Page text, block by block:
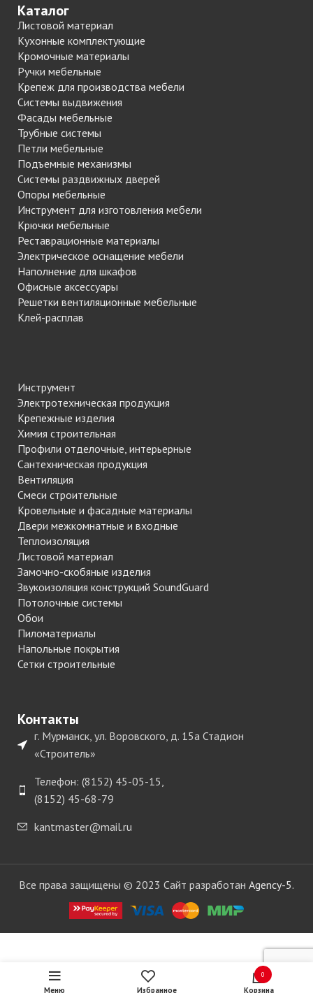
Каталог
Листовой материал
Кухонные комплектующие
Кромочные материалы
Ручки мебельные
Крепеж для производства мебели
Системы выдвижения
Фасады мебельные
Трубные системы
Петли мебельные
Подъемные механизмы
Системы раздвижных дверей
Опоры мебельные
Инструмент для изготовления мебели
Крючки мебельные
Реставрационные материалы
Электрическое оснащение мебели
Наполнение для шкафов
Офисные аксессуары
Решетки вентиляционные мебельные
Клей-расплав
Инструмент
Электротехническая продукция
Крепежные изделия
Химия строительная
Профили отделочные, интерьерные
Сантехническая продукция
Вентиляция
Смеси строительные
Кровельные и фасадные материалы
Двери межкомнатные и входные
Теплоизоляция
Листовой материал
Замочно-скобяные изделия
Звукоизоляция конструкций SoundGuard
Потолочные системы
Обои
Пиломатериалы
Напольные покрытия
Сетки строительные
Контакты
г. Мурманск, ул. Воровского, д. 15а Стадион
«Строитель»
Телефон: (8152) 45-05-15,
(8152) 45-68-79
kantmaster@mail.ru
Все права защищены © 2023 Сайт разработан Agency-5.
Штатив
лазерного
уровня,
1
028.00руб.
Меню Избранное
0
Корзина